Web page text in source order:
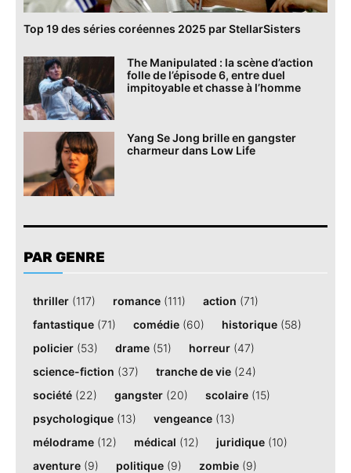
Top 19 des séries coréennes 2025 par StellarSisters
The Manipulated : la scène d’action
folle de l’épisode 6, entre duel
impitoyable et chasse à l’homme
Yang Se Jong brille en gangster
charmeur dans Low Life
PAR GENRE
thriller (117) romance (111) action (71)
fantastique (71) comédie (60) historique (58)
policier (53) drame (51) horreur (47)
science-fiction (37) tranche de vie (24)
société (22) gangster (20) scolaire (15)
psychologique (13) vengeance (13)
mélodrame (12) médical (12) juridique (10)
aventure (9) politique (9) zombie (9)